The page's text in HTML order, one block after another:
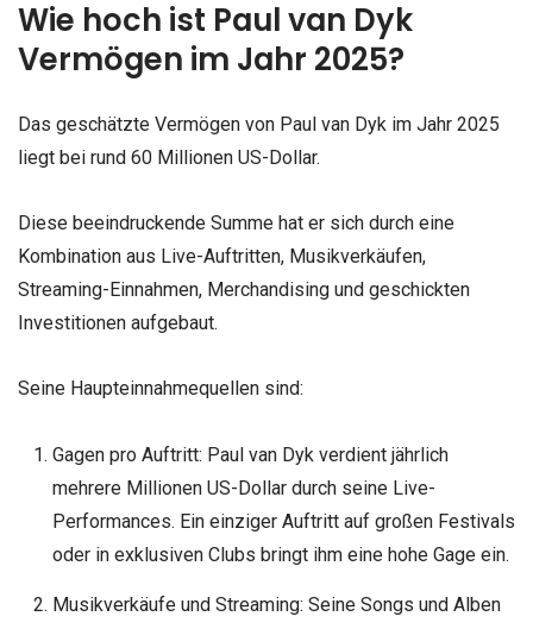
Wie hoch ist Paul van Dyk
Vermögen im Jahr 2025?
Das geschätzte Vermögen von Paul van Dyk im Jahr 2025
liegt bei rund 60 Millionen US-Dollar.
Diese beeindruckende Summe hat er sich durch eine
Kombination aus Live-Auftritten, Musikverkäufen,
Streaming-Einnahmen, Merchandising und geschickten
Investitionen aufgebaut.
Seine Haupteinnahmequellen sind:
Gagen pro Auftritt: Paul van Dyk verdient jährlich
mehrere Millionen US-Dollar durch seine Live-
Performances. Ein einziger Auftritt auf großen Festivals
oder in exklusiven Clubs bringt ihm eine hohe Gage ein.
Musikverkäufe und Streaming: Seine Songs und Alben